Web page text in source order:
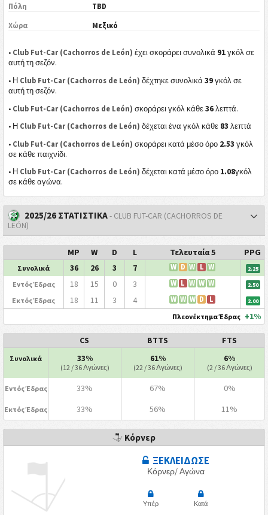
Πόλη TBD
Χώρα Μεξικό
• Club Fut-Car (Cachorros de León) έχει σκοράρει συνολικά 91 γκόλ σε
αυτή τη σεζόν.
• Η Club Fut-Car (Cachorros de León) δέχτηκε συνολικά39 γκόλ σε
αυτή τη σεζόν.
• Club Fut-Car (Cachorros de León) σκοράρει γκόλ κάθε36 λεπτά.
• Η Club Fut-Car (Cachorros de León) δέχεται ένα γκόλ κάθε 83 λεπτά
• Club Fut-Car (Cachorros de León) σκοράρει κατά μέσο όρο 2.53 γκόλ
σε κάθε παιχνίδι.
• Η Club Fut-Car (Cachorros de León) δέχεται κατά μέσο όρο 1.08γκόλ
σε κάθε αγώνα.
2025/26 ΣΤΑΤΙΣΤΙΚΑ- CLUB FUT-CAR (CACHORROS DE
LEÓN)
MP W D L Τελευταία 5 PPG
Συνολικά 36 26 3 7 W D W L W 2.25
Εντός Έδρας 18 15 0 3 W L W W W 2.50
Εκτός Έδρας 18 11 3 4 W W W D L 2.00
Πλεονέκτημα Έδρας +1%
CS BTTS FTS
Συνολικά 33%
(12 / 36 Αγώνες)
61%
(22 / 36 Αγώνες)
6%
(2 / 36 Αγώνες)
Εντός Έδρας 33% 67% 0%
Εκτός Έδρας 33% 56% 11%
Κόρνερ
ΞΕΚΛΕΙΔΩΣΕ
Κόρνερ/ Αγώνα
Υπέρ
Κατά